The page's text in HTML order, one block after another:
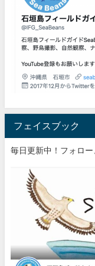
フェイスブック
毎日更新中！フォロ